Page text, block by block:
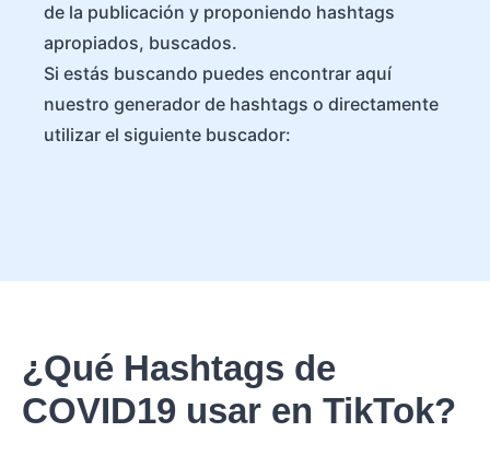
de la publicación y proponiendo hashtags
apropiados, buscados.
Si estás buscando puedes encontrar aquí
nuestro generador de hashtags o directamente
utilizar el siguiente buscador:
¿Qué Hashtags de
COVID19 usar en TikTok?